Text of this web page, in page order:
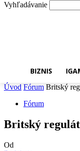
Vyhľadávanie
BIZNIS
Úvod Fórum Britský
Fórum
Britský
Od